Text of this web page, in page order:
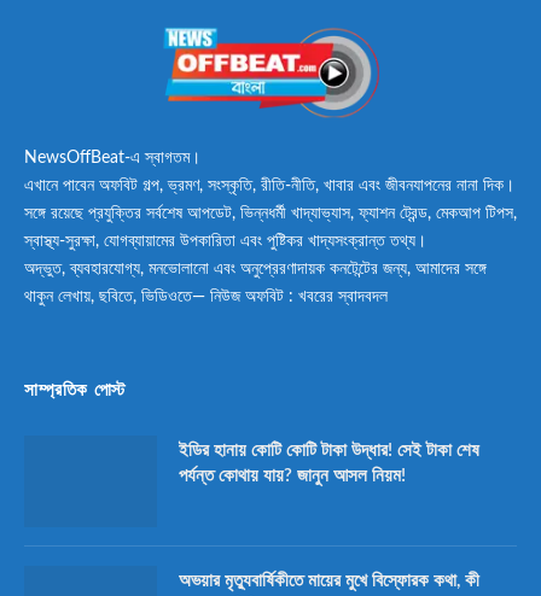
NewsOffBeat-এ স্বাগতম।
এখানে পাবেন অফবিট গল্প, ভ্রমণ, সংস্কৃতি, রীতি-নীতি, খাবার এবং জীবনযাপনের নানা দিক।
সঙ্গে রয়েছে প্রযুক্তির সর্বশেষ আপডেট, ভিন্নধর্মী খাদ্যাভ্যাস, ফ্যাশন ট্রেন্ড, মেকআপ টিপস,
স্বাস্থ্য-সুরক্ষা, যোগব্যায়ামের উপকারিতা এবং পুষ্টিকর খাদ্যসংক্রান্ত তথ্য।
অদ্ভুত, ব্যবহারযোগ্য, মনভোলানো এবং অনুপ্রেরণাদায়ক কনটেন্টের জন্য, আমাদের সঙ্গে
থাকুন লেখায়, ছবিতে, ভিডিওতে— নিউজ অফবিট : খবরের স্বাদবদল
সাম্প্রতিক পোস্ট
ইডির হানায় কোটি কোটি টাকা উদ্ধার! সেই টাকা শেষ
পর্যন্ত কোথায় যায়? জানুন আসল নিয়ম!
অভয়ার মৃত্যুবার্ষিকীতে মায়ের মুখে বিস্ফোরক কথা, কী